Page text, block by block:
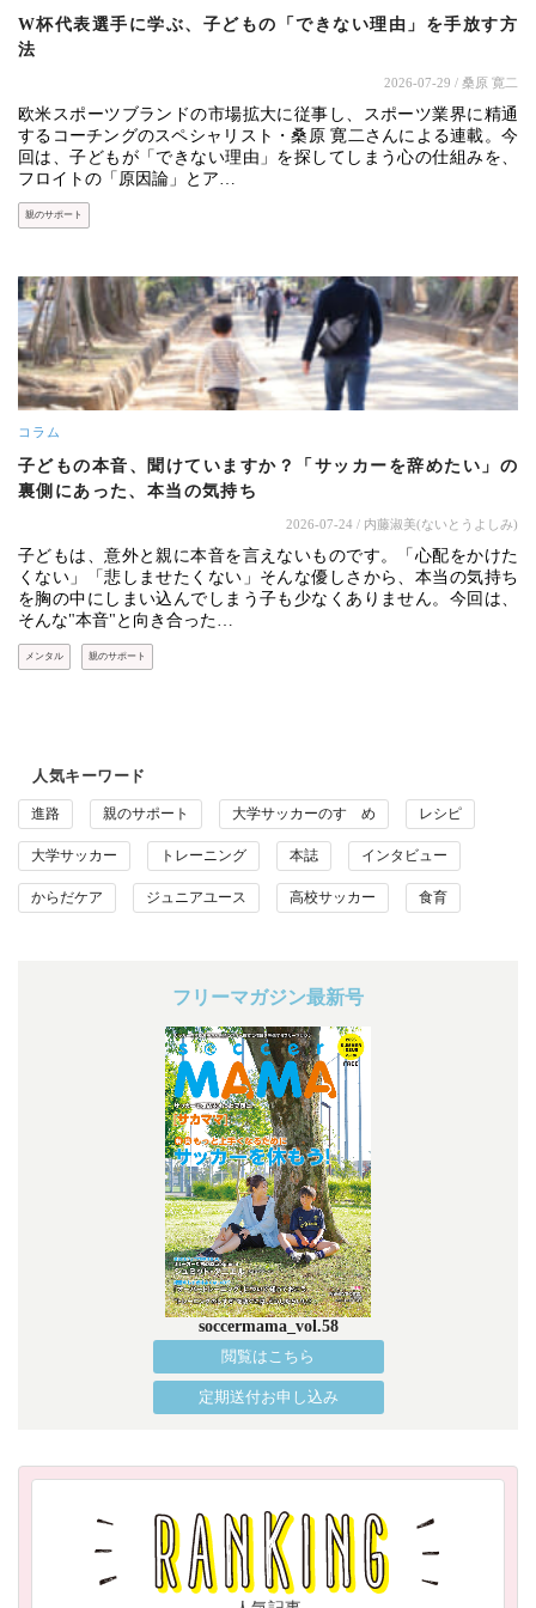
W杯代表選手に学ぶ、子どもの「できない理由」を手放す方
法
2026-07-29 / 桑原 寛二
欧米スポーツブランドの市場拡大に従事し、スポーツ業界に精通
するコーチングのスペシャリスト・桑原 寛二さんによる連載。今
回は、子どもが「できない理由」を探してしまう心の仕組みを、
フロイトの「原因論」とア…
親のサポート
コラム
子どもの本音、聞けていますか？「サッカーを辞めたい」の
裏側にあった、本当の気持ち
2026-07-24 / 内藤淑美(ないとうよしみ)
子どもは、意外と親に本音を言えないものです。「心配をかけた
くない」「悲しませたくない」そんな優しさから、本当の気持ち
を胸の中にしまい込んでしまう子も少なくありません。今回は、
そんな"本音"と向き合った…
メンタル 親のサポート
人気キーワード
進路 親のサポート 大学サッカーのすゝめ レシピ
大学サッカー トレーニング 本誌 インタビュー
からだケア ジュニアユース 高校サッカー 食育
フリーマガジン最新号
soccermama_vol.58
閲覧はこちら
定期送付お申し込み